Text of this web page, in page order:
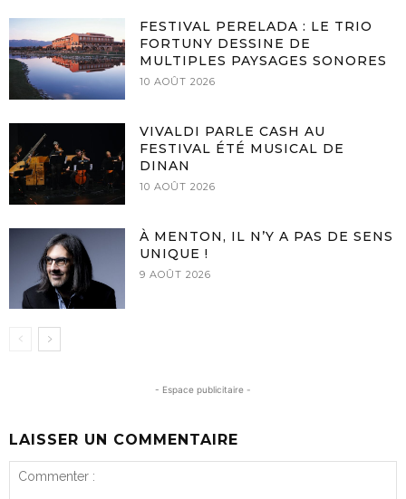
FESTIVAL PERELADA : LE TRIO
FORTUNY DESSINE DE
MULTIPLES PAYSAGES SONORES
10 AOÛT 2026
VIVALDI PARLE CASH AU
FESTIVAL ÉTÉ MUSICAL DE
DINAN
10 AOÛT 2026
À MENTON, IL N’Y A PAS DE SENS
UNIQUE !
9 AOÛT 2026
- Espace publicitaire -
LAISSER UN COMMENTAIRE